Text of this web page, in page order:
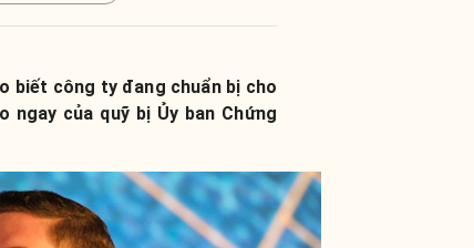
biết công ty đang chuẩn bị cho
ngay của quỹ bị Ủy ban Chứng